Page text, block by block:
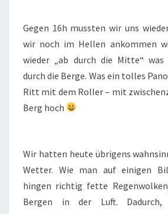
Gegen 16h mussten wir uns
wir noch im Hellen ankommen
wieder „ab durch die Mitte“ was
durch die Berge. Was ein tolles
Ritt mit dem Roller – mit
Berg hoch
Wir hatten heute übrigens
Wetter. Wie man auf einigen
hingen richtig fette
Bergen in der Luft.